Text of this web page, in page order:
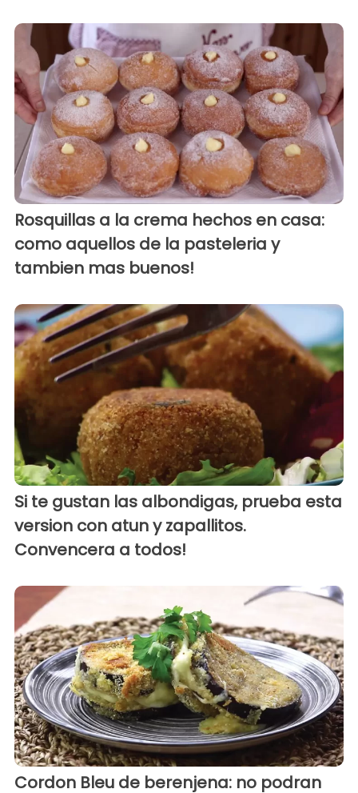
Rosquillas a la crema hechos en casa:
como aquellos de la pasteleria y
tambien mas buenos!
Si te gustan las albondigas, prueba esta
version con atun y zapallitos.
Convencera a todos!
Cordon Bleu de berenjena: no podran